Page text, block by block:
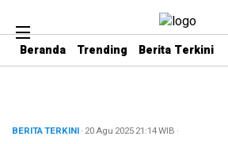
Beranda Trending Berita Terkini
BERITA TERKINI· 20 Agu 202521:14WIB ·